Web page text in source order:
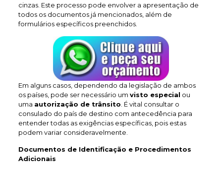
cinzas. Este processo pode envolver a apresentação de
todos os documentos já mencionados, além de
formulários específicos preenchidos.
Em alguns casos, dependendo da legislação de ambos
os países, pode ser necessário um visto especial ou
uma autorização de trânsito . É vital consultar o
consulado do país de destino com antecedência para
entender todas as exigências específicas, pois estas
podem variar consideravelmente.
Documentos de Identificação e Procedimentos
Adicionais